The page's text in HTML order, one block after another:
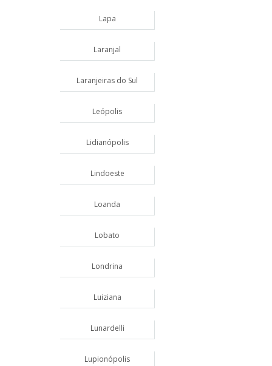
Lapa
Laranjal
Laranjeiras do Sul
Leópolis
Lidianópolis
Lindoeste
Loanda
Lobato
Londrina
Luiziana
Lunardelli
Lupionópolis